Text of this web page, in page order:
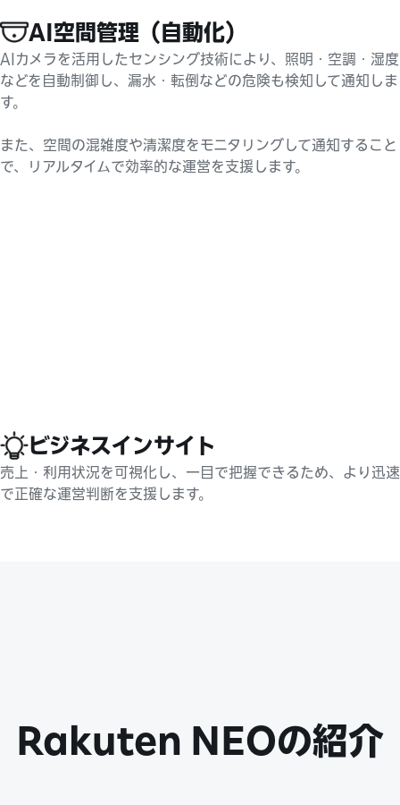
Slide 1 of 1
AI空間管理（自動化）​
AIカメラを活用したセンシング技術により、照明・空調・湿度
などを自動制御し、漏水・転倒などの危険も検知して通知しま
す。
また、空間の混雑度や清潔度をモニタリングして通知すること
で、リアルタイムで効率的な運営を支援します。
Slide 1 of 1
ビジネスインサイト
売上・利用状況を可視化し、一目で把握できるため、より迅速
で正確な運営判断を支援します。​
Rakuten NEO​の紹介​